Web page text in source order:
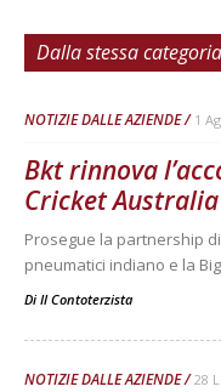
Dalla stessa categoria
NOTIZIE DALLE AZIENDE 1
Bkt rinnova
Cricket Australia
Prosegue la partnership
pneumatici indiano e la
Di Il Contoterzista
NOTIZIE DALLE AZIENDE 28